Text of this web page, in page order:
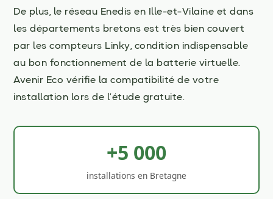
De plus, le réseau Enedis en Ille-et-Vilaine et dans
les départements bretons est très bien couvert
par les compteurs Linky, condition indispensable
au bon fonctionnement de la batterie virtuelle.
Avenir Eco vérifie la compatibilité de votre
installation lors de l’étude gratuite.
+5 000
installations en Bretagne